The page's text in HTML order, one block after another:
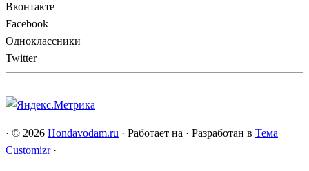
Вконтакте
Facebook
Одноклассники
Twitter
· © 2026 Hondavodam.ru · Работает на · Разработан в Тема
Customizr ·